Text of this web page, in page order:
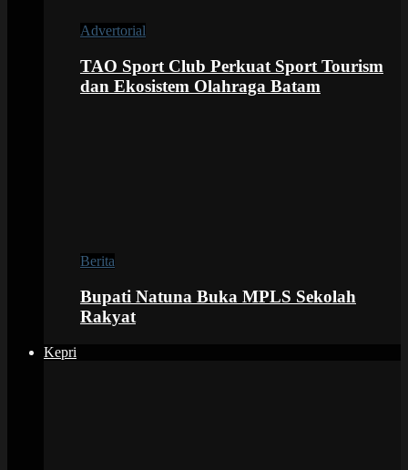
Advertorial
TAO Sport Club Perkuat Sport Tourism
dan Ekosistem Olahraga Batam
Berita
Bupati Natuna Buka MPLS Sekolah
Rakyat
Kepri